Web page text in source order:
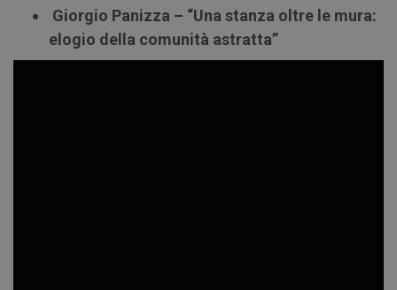
Giorgio Panizza – “Una stanza oltre le mura:
elogio della comunità astratta”